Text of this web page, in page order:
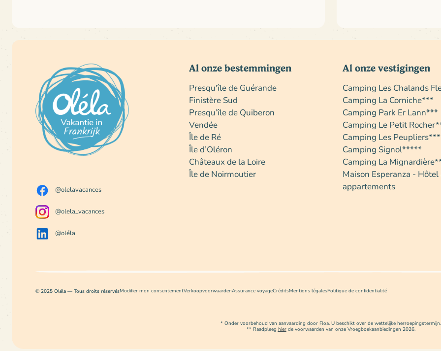
@olelavacances
@olela_vacances
@oléla
Al onze bestemmingen
Presqu'île de Guérande
Finistère Sud
Presqu’île de Quiberon
Vendée
Île de Ré
Île d’Oléron
Châteaux de la Loire
Île de Noirmoutier
Al onze vestigingen
Camping Les Chalands
Camping La Corniche***
Camping Park Er Lann***
Camping Le Petit
Camping Les
Camping Signol*****
Camping La
Maison Esperanza - Hôtel
appartements
© 2025 Oléla — Tous droits réservésModifier mon consentementVerkoopvoorwaardenAssurance voyageCréditsMentions légalesPolitique de confidentialité
* Onder voorbehoud van aanvaarding door Floa. U beschikt over de wettelijke herroepingstermijn.
** Raadpleeg hierde voorwaarden van onze Vroegboekaanbiedingen 2026.